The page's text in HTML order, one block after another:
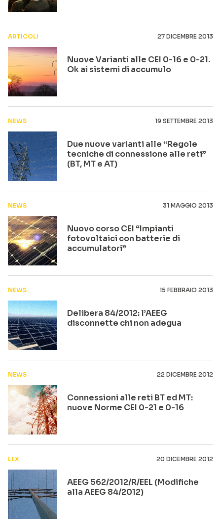
ARTICOLI 27 DICEMBRE 2013
Nuove Varianti alle CEI 0-16 e 0-21.
Ok ai sistemi di accumulo
NEWS 19 SETTEMBRE 2013
Due nuove varianti alle “Regole
tecniche di connessione alle reti”
(BT, MT e AT)
NEWS 31 MAGGIO 2013
Nuovo corso CEI “Impianti
fotovoltaici con batterie di
accumulatori”
NEWS 15 FEBBRAIO 2013
Delibera 84/2012: l’AEEG
disconnette chi non adegua
NEWS 22 DICEMBRE 2012
Connessioni alle reti BT ed MT:
nuove Norme CEI 0-21 e 0-16
LEX 20 DICEMBRE 2012
AEEG 562/2012/R/EEL (Modifiche
alla AEEG 84/2012)